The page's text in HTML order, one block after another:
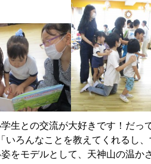
生との交流が大好きです！だっ
いろんなことを教えてくれるし
をモデルとして、天神山の温か